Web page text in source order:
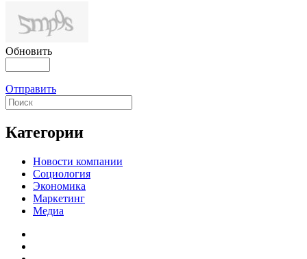
Обновить
Отправить
Категории
Новости компании
Социология
Экономика
Маркетинг
Медиа